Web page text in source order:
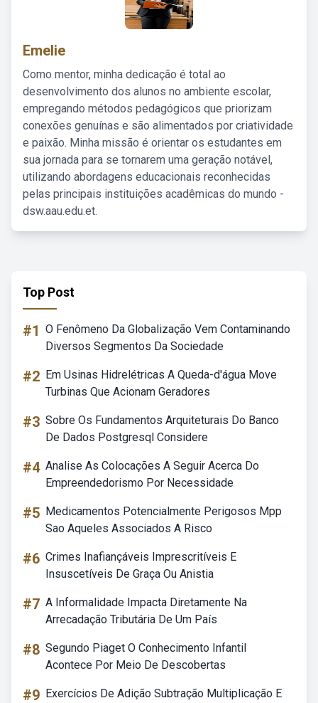
Emelie
Como mentor, minha dedicação é total ao
desenvolvimento dos alunos no ambiente escolar,
empregando métodos pedagógicos que priorizam
conexões genuínas e são alimentados por criatividade
e paixão. Minha missão é orientar os estudantes em
sua jornada para se tornarem uma geração notável,
utilizando abordagens educacionais reconhecidas
pelas principais instituições acadêmicas do mundo -
dsw.aau.edu.et.
Top Post
#1 O Fenômeno Da Globalização Vem Contaminando
Diversos Segmentos Da Sociedade
#2 Em Usinas Hidrelétricas A Queda-d'água Move
Turbinas Que Acionam Geradores
#3 Sobre Os Fundamentos Arquiteturais Do Banco
De Dados Postgresql Considere
#4 Analise As Colocações A Seguir Acerca Do
Empreendedorismo Por Necessidade
#5 Medicamentos Potencialmente Perigosos Mpp
Sao Aqueles Associados A Risco
#6 Crimes Inafiançáveis Imprescritíveis E
Insuscetíveis De Graça Ou Anistia
#7 A Informalidade Impacta Diretamente Na
Arrecadação Tributária De Um País
#8 Segundo Piaget O Conhecimento Infantil
Acontece Por Meio De Descobertas
#9 Exercícios De Adição Subtração Multiplicação E